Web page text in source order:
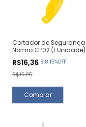
Cortador de Segurança
Norma CP02 (1 Unidade)
R$16,36 8.8 15%OFF
R$19,25